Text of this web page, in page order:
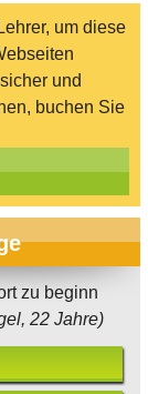
um diese
und
buchen Sie
zu beginn
22 Jahre)